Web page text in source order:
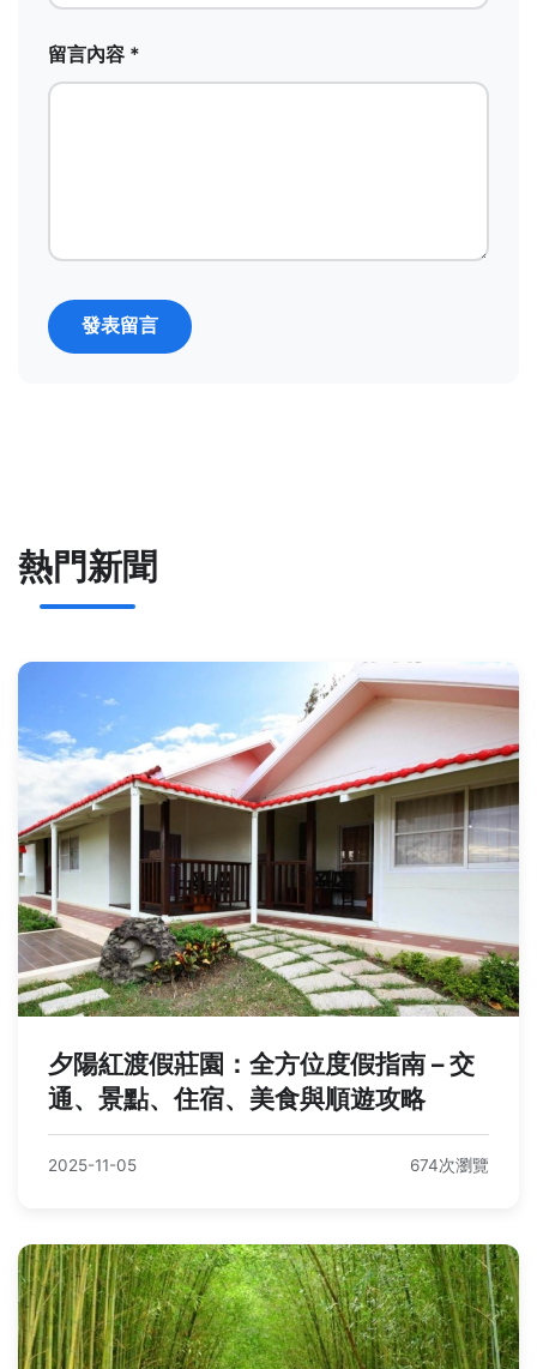
留言內容 *
發表留言
熱門新聞
夕陽紅渡假莊園：全方位度假指南 – 交
通、景點、住宿、美食與順遊攻略
2025-11-05 674次瀏覽